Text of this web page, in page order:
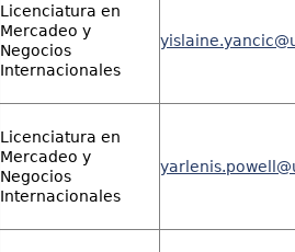
Licenciatura en
Mercadeo y
Negocios
Internacionales
Licenciatura en
Mercadeo y
Negocios
Internacionales